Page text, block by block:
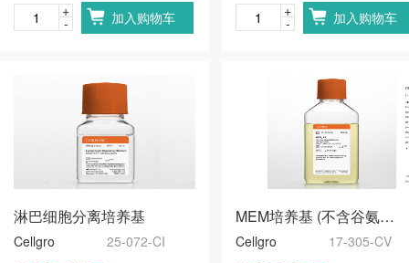
-
+ 加入购物车 -
+ 加入购物车
淋巴细胞分离培养基
Cellgro 25-072-CI
MEM培养基 (不含谷氨酰胺，酚红）
Cellgro 17-305-CV